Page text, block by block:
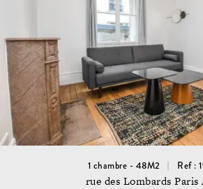
1 chambre - 48M2 Ref :
rue des Lombards Paris